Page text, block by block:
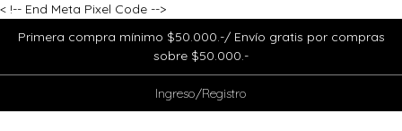
< !-- End Meta Pixel Code -->
Primera compra mínimo $50.000.-/ Envío gratis por compras
sobre $50.000.-
Ingreso/Registro